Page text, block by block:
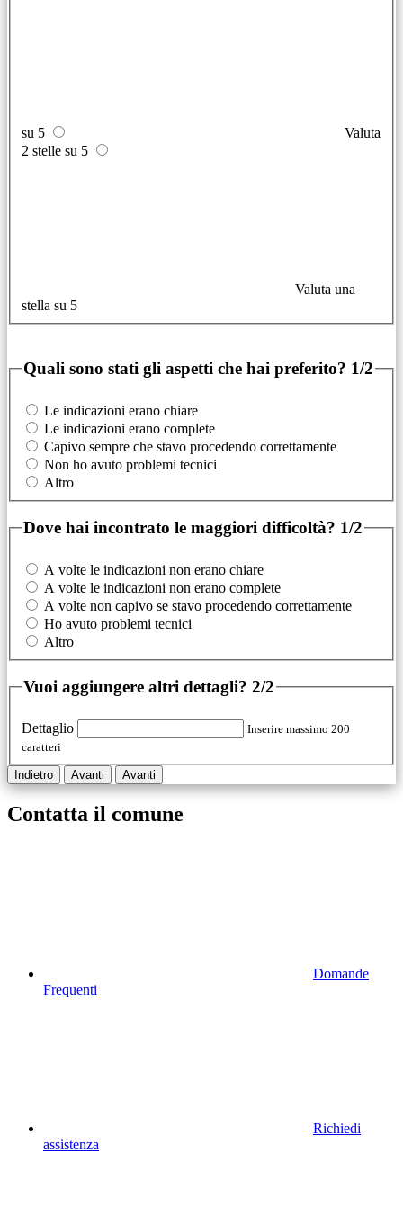
su 5
Valuta
2 stelle su 5
Valuta una
stella su 5
Quali sono stati gli aspetti che hai preferito? 1/2
Le indicazioni erano chiare
Le indicazioni erano complete
Capivo sempre che stavo procedendo correttamente
Non ho avuto problemi tecnici
Altro
Dove hai incontrato le maggiori difficoltà? 1/2
A volte le indicazioni non erano chiare
A volte le indicazioni non erano complete
A volte non capivo se stavo procedendo correttamente
Ho avuto problemi tecnici
Altro
Vuoi aggiungere altri dettagli? 2/2
Dettaglio
Inserire massimo 200
caratteri
Indietro Avanti Avanti
Contatta il comune
Domande
Frequenti
Richiedi
assistenza